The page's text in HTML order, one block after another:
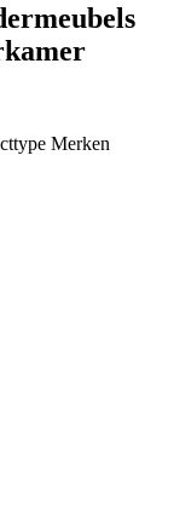
Merken